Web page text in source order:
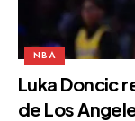
NBA
Luka Doncic
de Los